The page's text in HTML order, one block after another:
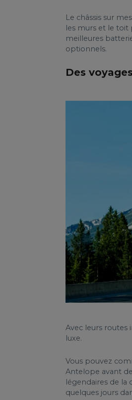
Le châssis sur
les murs et le toit
meilleures
optionnels.
Des
Avec leurs routes
luxe.
Vous pouvez
Antelope avant
légendaires de la
quelques jours